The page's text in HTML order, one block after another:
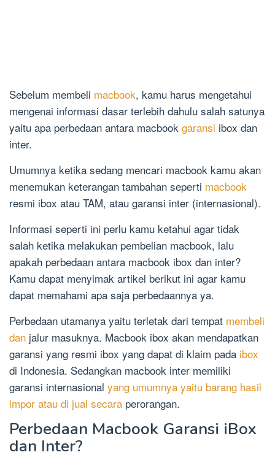
Sebelum membeli macbook, kamu harus mengetahui
mengenai informasi dasar terlebih dahulu salah satunya
yaitu apa perbedaan antara macbook garansi ibox dan
inter.
Umumnya ketika sedang mencari macbook kamu akan
menemukan keterangan tambahan seperti macbook
resmi ibox atau TAM, atau garansi inter (internasional).
Informasi seperti ini perlu kamu ketahui agar tidak
salah ketika melakukan pembelian macbook, lalu
apakah perbedaan antara macbook ibox dan inter?
Kamu dapat menyimak artikel berikut ini agar kamu
dapat memahami apa saja perbedaannya ya.
Perbedaan utamanya yaitu terletak dari tempat membeli
dan jalur masuknya. Macbook ibox akan mendapatkan
garansi yang resmi ibox yang dapat di klaim pada ibox
di Indonesia. Sedangkan macbook inter memiliki
garansi internasional yang umumnya yaitu barang hasil
impor atau di jual secara perorangan.
Perbedaan Macbook Garansi iBox
dan Inter?